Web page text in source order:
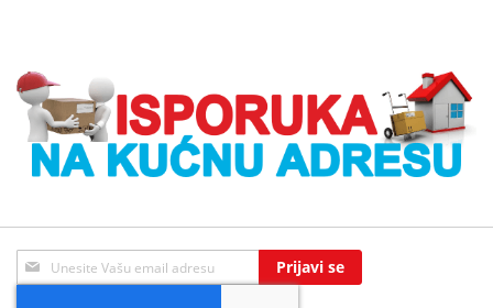
Sign
Up
Prijavi se